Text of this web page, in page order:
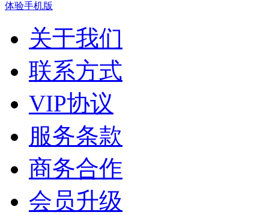
体验手机版
关于我们
联系方式
VIP协议
服务条款
商务合作
会员升级